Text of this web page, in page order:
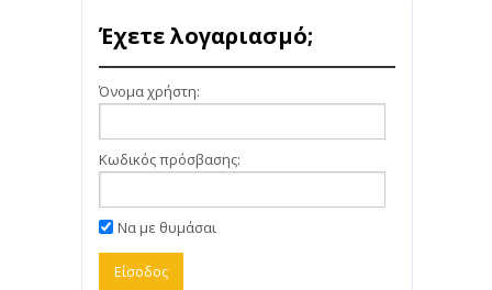
Έχετε λογαριασμό;
Όνομα χρήστη:
Κωδικός πρόσβασης:
Να με θυμάσαι